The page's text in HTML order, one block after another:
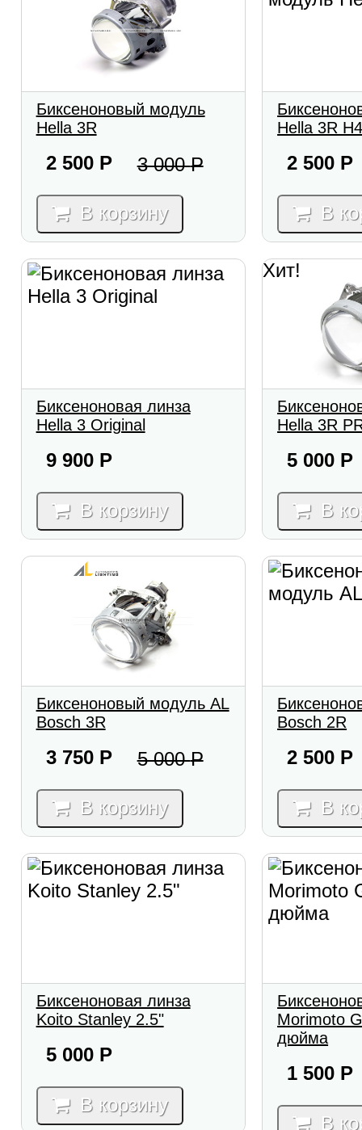
Биксеноновый модуль
Hella 3R
2 500 Р 3 000Р
В корзину
Hella 3R
2 500 Р
В
Биксеноновая линза
Hella 3 Original
9 900 Р
В корзину
Хит!
Hella 3R
5 000 Р
В
Биксеноновый модуль AL
Bosch 3R
3 750 Р 5 000Р
В корзину
Bosch 2R
2 500 Р
В
Биксеноновая линза
Koito Stanley 2.5"
5 000 Р
В корзину
Morimoto
дюйма
1 500 Р
В